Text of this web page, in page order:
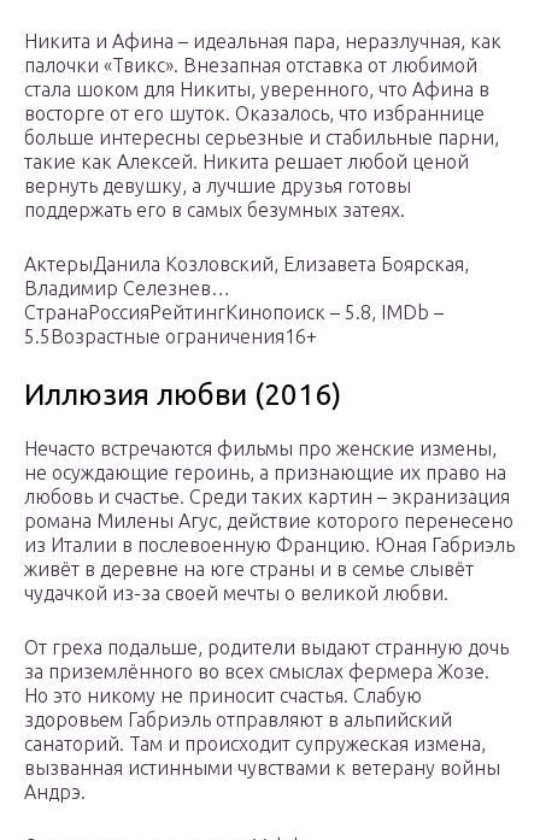
Никита и Афина – идеальная пара, неразлучная, как
палочки «Твикс». Внезапная отставка от любимой
стала шоком для Никиты, уверенного, что Афина в
восторге от его шуток. Оказалось, что избраннице
больше интересны серьезные и стабильные парни,
такие как Алексей. Никита решает любой ценой
вернуть девушку, а лучшие друзья готовы
поддержать его в самых безумных затеях.
АктерыДанила Козловский, Елизавета Боярская,
Владимир Селезнев…
СтранаРоссияРейтингКинопоиск – 5.8, IMDb –
5.5Возрастные ограничения16+
Иллюзия любви (2016)
Нечасто встречаются фильмы про женские измены,
не осуждающие героинь, а признающие их право на
любовь и счастье. Среди таких картин – экранизация
романа Милены Агус, действие которого перенесено
из Италии в послевоенную Францию. Юная Габриэль
живёт в деревне на юге страны и в семье слывёт
чудачкой из-за своей мечты о великой любви.
От греха подальше, родители выдают странную дочь
за приземлённого во всех смыслах фермера Жозе.
Но это никому не приносит счастья. Слабую
здоровьем Габриэль отправляют в альпийский
санаторий. Там и происходит супружеская измена,
вызванная истинными чувствами к ветерану войны
Андрэ.